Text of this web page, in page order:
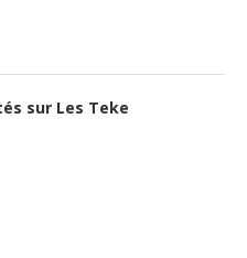
sur Les Teke